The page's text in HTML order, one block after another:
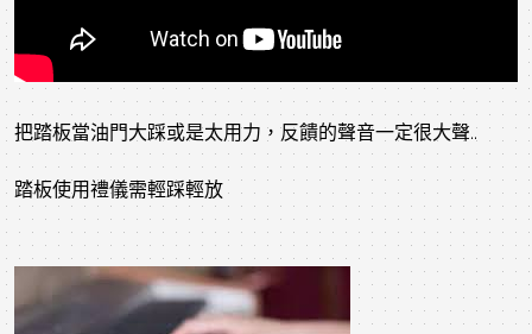
把踏板當油門大踩或是太用力，反饋的聲音一定很大聲..
踏板使用禮儀需輕踩輕放